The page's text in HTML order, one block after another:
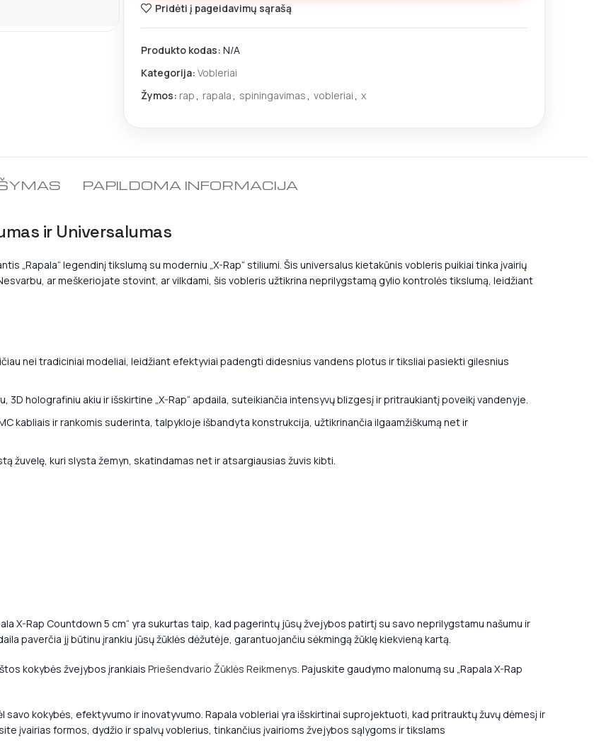
Pridėti į pageidavimų sąrašą
Produkto kodas: N/A
Kategorija: Vobleriai
Žymos: rap, rapala, spiningavimas, vobleriai, x
PAPILDOMA INFORMACIJA
ir Universalumas
„Rapala“ legendinį tikslumą su moderniu „X-Rap“ stiliumi. Šis universalus kietakūnis vobleris puikiai tinka įvairių
ar meškeriojate stovint, ar vilkdami, šis vobleris užtikrina neprilygstamą gylio kontrolės tikslumą, leidžiant
nei tradiciniai modeliai, leidžiant efektyviai padengti didesnius vandens plotus ir tiksliai pasiekti gilesnius
3D holografiniu akiu ir išskirtine „X-Rap“ apdaila, suteikiančia intensyvų blizgesį ir pritraukiantį poveikį vandenyje.
kabliais ir rankomis suderinta, talpykloje išbandyta konstrukcija, užtikrinančia ilgaamžiškumą net ir
žuvelę, kuri slysta žemyn, skatindamas net ir atsargiausias žuvis kibti.
X-Rap Countdown 5 cm“ yra sukurtas taip, kad pagerintų jūsų žvejybos patirtį su savo neprilygstamu našumu ir
paverčia jį būtinu įrankiu jūsų žūklės dėžutėje, garantuojančiu sėkmingą žūklę kiekvieną kartą.
kokybės žvejybos įrankiais Priešendvario Žūklės Reikmenys. Pajuskite gaudymo malonumą su „Rapala X-Rap
kokybės, efektyvumo ir inovatyvumo. Rapala vobleriai yra išskirtinai suprojektuoti, kad pritrauktų žuvų dėmesį ir
įvairias formos, dydžio ir spalvų voblerius, tinkančius įvairioms žvejybos sąlygoms ir tikslams